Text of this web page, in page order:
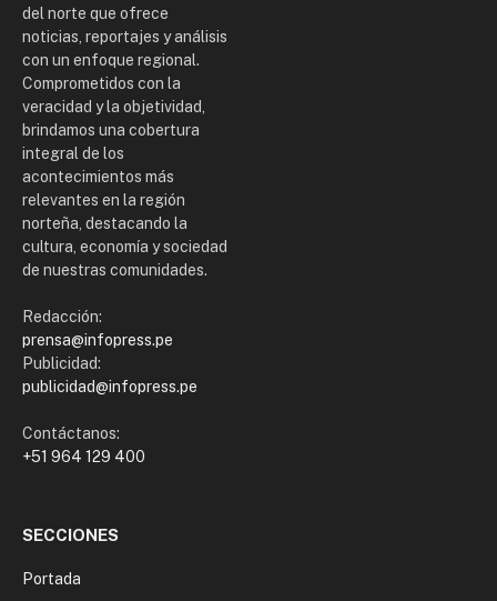
del norte que ofrece
noticias, reportajes y análisis
con un enfoque regional.
Comprometidos con la
veracidad y la objetividad,
brindamos una cobertura
integral de los
acontecimientos más
relevantes en la región
norteña, destacando la
cultura, economía y sociedad
de nuestras comunidades.
Redacción:
prensa@infopress.pe
Publicidad:
publicidad@infopress.pe
Contáctanos:
+51 964 129 400
SECCIONES
Portada